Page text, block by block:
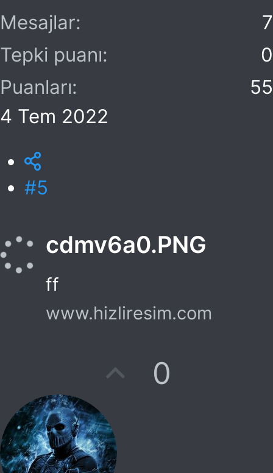
Mesajlar
7
Tepki puanı
0
Puanları
55
4 Tem 2022
#5
cdmv6a0.PNG
ff
www.hizliresim.com
O0